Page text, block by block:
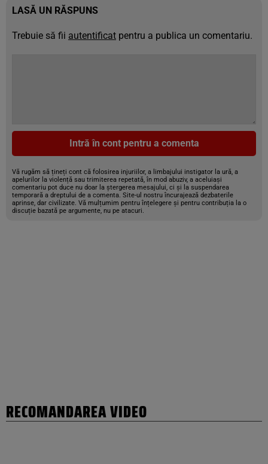
LASĂ UN RĂSPUNS
Trebuie să fii autentificat pentru a publica un comentariu.
Intră în cont pentru a comenta
Vă rugăm să țineți cont că folosirea injuriilor, a limbajului instigator la ură, a
apelurilor la violență sau trimiterea repetată, în mod abuziv, a aceluiași
comentariu pot duce nu doar la ștergerea mesajului, ci și la suspendarea
temporară a dreptului de a comenta. Site-ul nostru încurajează dezbaterile
aprinse, dar civilizate. Vă mulțumim pentru înțelegere și pentru contribuția la o
discuție bazată pe argumente, nu pe atacuri.
RECOMANDAREA VIDEO